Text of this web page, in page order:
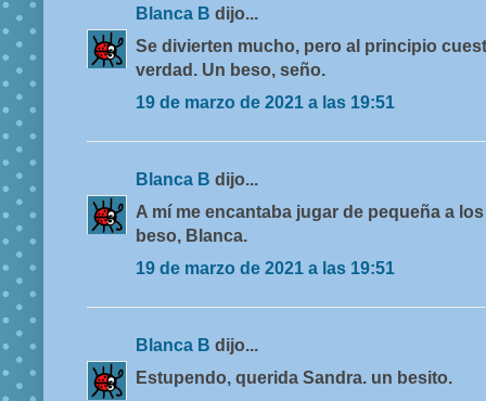
Blanca B dijo...
Se divierten mucho, pero al principio
verdad. Un beso, seño.
19 de marzo de 2021 a las 19:51
Blanca B dijo...
A mí me encantaba jugar de pequeña a
beso, Blanca.
19 de marzo de 2021 a las 19:51
Blanca B dijo...
Estupendo, querida Sandra. un besito.